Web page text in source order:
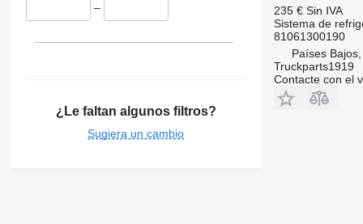
–
¿Le faltan algunos filtros?
Sugiera un cambio
235 € Sin IVA
Sistema de
81061300190
Países
Truckparts1919
Contacte con el